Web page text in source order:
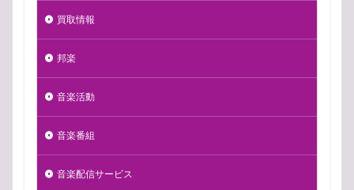
買取情報
邦楽
音楽活動
音楽番組
音楽配信サービス